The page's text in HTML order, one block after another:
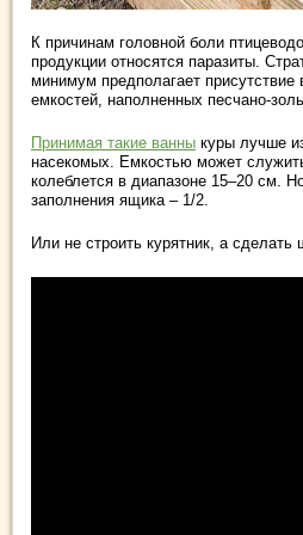
К причинам головной боли
продукции относятся паразиты.
минимум предполагает присутствие
емкостей, наполненных песчано-
Принимая такие ванны куры лучше
насекомых. Емкостью может
колеблется в диапазоне 15–20 см.
заполнения ящика – 1/2.
Или не строить курятник, а